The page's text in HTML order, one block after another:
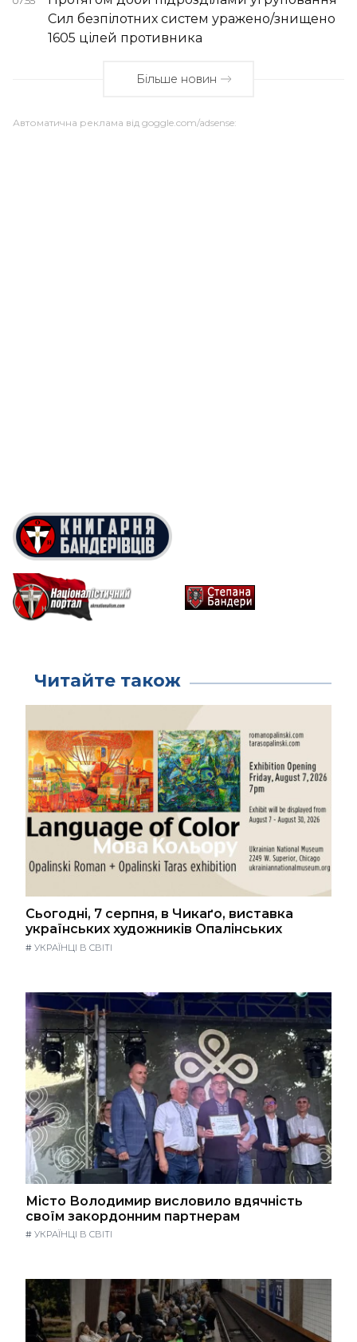
Сил безпілотних систем уражено/знищено
1605 цілей противника
Більше новин
Автоматична реклама від goggle.com/adsense:
Читайте також
Сьогодні, 7 серпня, в Чикаґо, виставка
українських художників Опалінських
# УКРАЇНЦІ В СВІТІ
Місто Володимир висловило вдячність
своїм закордонним партнерам
# УКРАЇНЦІ В СВІТІ